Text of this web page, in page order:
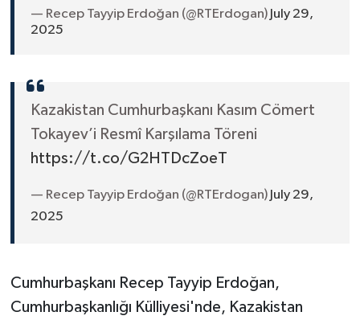
— Recep Tayyip Erdoğan (@RTErdogan) July 29,
2025
Kazakistan Cumhurbaşkanı Kasım Cömert
Tokayev’i Resmî Karşılama Töreni
https://t.co/G2HTDcZoeT
— Recep Tayyip Erdoğan (@RTErdogan) July 29,
2025
Cumhurbaşkanı Recep Tayyip Erdoğan,
Cumhurbaşkanlığı Külliyesi'nde, Kazakistan